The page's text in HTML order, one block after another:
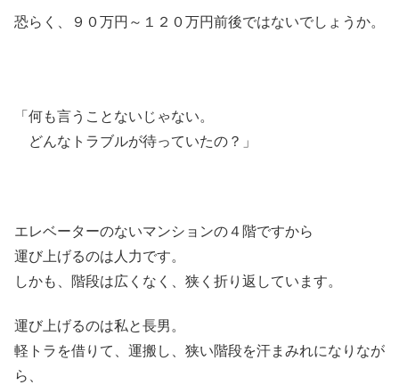
恐らく、９０万円～１２０万円前後ではないでしょうか。
「何も言うことないじゃない。
どんなトラブルが待っていたの？」
エレベーターのないマンションの４階ですから
運び上げるのは人力です。
しかも、階段は広くなく、狭く折り返しています。
運び上げるのは私と長男。
軽トラを借りて、運搬し、狭い階段を汗まみれになりなが
ら、